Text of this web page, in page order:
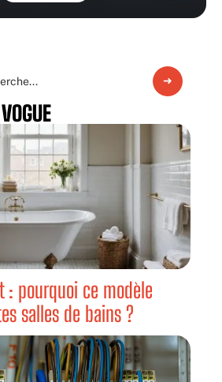
: pourquoi ce modèle
salles de bains ?